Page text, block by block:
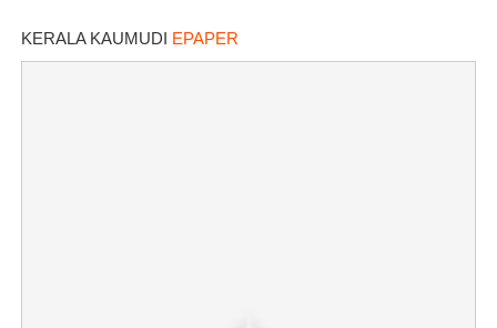
KERALA KAUMUDI EPAPER